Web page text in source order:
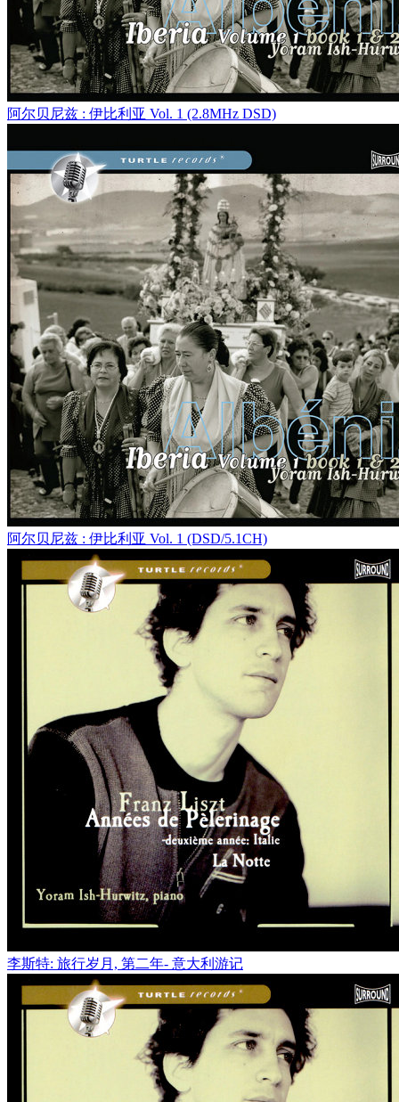
阿尔贝尼兹 : 伊比利亚 Vol. 1 (2.8MHz DSD)
阿尔贝尼兹 : 伊比利亚 Vol. 1 (DSD/5.1CH)
李斯特: 旅行岁月, 第二年- 意大利游记